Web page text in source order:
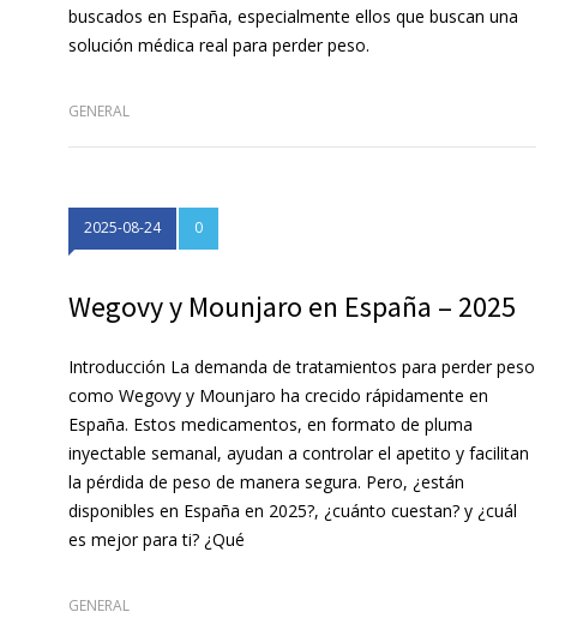
buscados en España, especialmente ellos que buscan una
solución médica real para perder peso.
GENERAL
2025-08-24 0
Wegovy y Mounjaro en España – 2025
Introducción La demanda de tratamientos para perder peso
como Wegovy y Mounjaro ha crecido rápidamente en
España. Estos medicamentos, en formato de pluma
inyectable semanal, ayudan a controlar el apetito y facilitan
la pérdida de peso de manera segura. Pero, ¿están
disponibles en España en 2025?, ¿cuánto cuestan? y ¿cuál
es mejor para ti? ¿Qué
GENERAL